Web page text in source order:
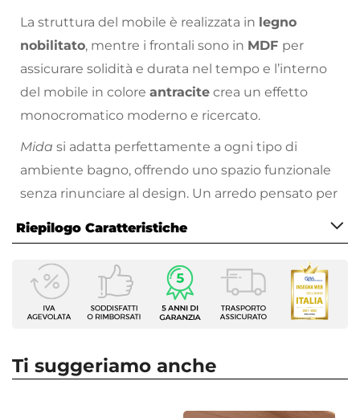
La struttura del mobile è realizzata in legno
nobilitato, mentre i frontali sono in MDF per
assicurare solidità e durata nel tempo e l’interno
del mobile in colore antracite crea un effetto
monocromatico moderno e ricercato.
Mida si adatta perfettamente a ogni tipo di
ambiente bagno, offrendo uno spazio funzionale
senza rinunciare al design. Un arredo pensato per
soluzione.
Riepilogo Caratteristiche
Caratteristiche Mobile
Larghezza
79,8 cm
Altezza
Ti suggeriamo anche